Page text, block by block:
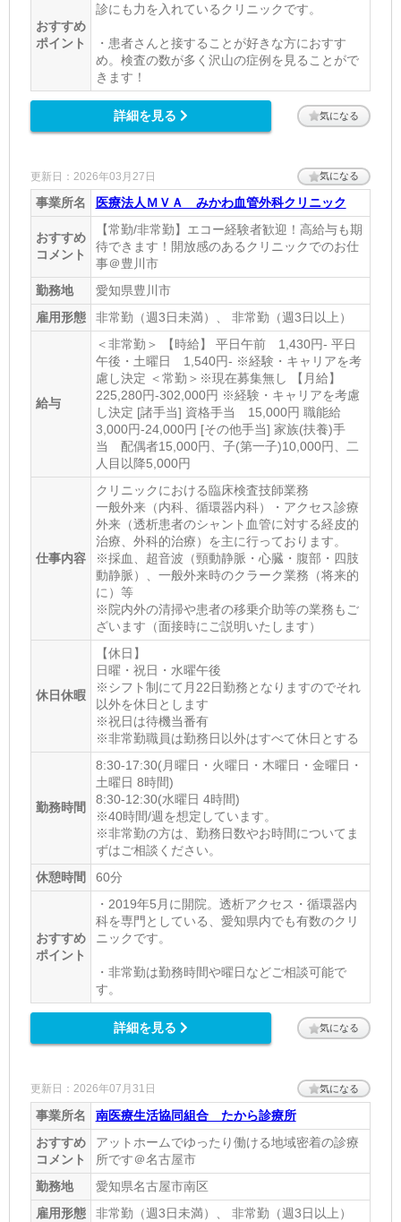
おすすめ
ポイント
診にも力を入れているクリニックです。
・患者さんと接することが好きな方におすす
め。検査の数が多く沢山の症例を見ることがで
きます！
詳細を見る 気になる
更新日：2026年03月27日 気になる
事業所名 医療法人ＭＶＡ みかわ血管外科クリニック
おすすめ
コメント
【常勤/非常勤】エコー経験者歓迎！高給与も期
待できます！開放感のあるクリニックでのお仕
事＠豊川市
勤務地
愛知県豊川市
雇用形態
非常勤（週3日未満）、 非常勤（週3日以上）
給与
＜非常勤＞ 【時給】 平日午前 1,430円- 平日
午後・土曜日 1,540円- ※経験・キャリアを考
慮し決定 ＜常勤＞※現在募集無し 【月給】
225,280円-302,000円 ※経験・キャリアを考慮
し決定 [諸手当] 資格手当 15,000円 職能給
3,000円-24,000円 [その他手当] 家族(扶養)手
当 配偶者15,000円、子(第一子)10,000円、二
人目以降5,000円
仕事内容
クリニックにおける臨床検査技師業務
一般外来（内科、循環器内科）・アクセス診療
外来（透析患者のシャント血管に対する経皮的
治療、外科的治療）を主に行っております。
※採血、超音波（頸動静脈・心臓・腹部・四肢
動静脈）、一般外来時のクラーク業務（将来的
に）等
※院内外の清掃や患者の移乗介助等の業務もご
ざいます（面接時にご説明いたします）
休日休暇
【休日】
日曜・祝日・水曜午後
※シフト制にて月22日勤務となりますのでそれ
以外を休日とします
※祝日は待機当番有
※非常勤職員は勤務日以外はすべて休日とする
勤務時間
8:30-17:30(月曜日・火曜日・木曜日・金曜日・
土曜日 8時間)
8:30-12:30(水曜日 4時間)
※40時間/週を想定しています。
※非常勤の方は、勤務日数やお時間についてま
ずはご相談ください。
休憩時間
60分
おすすめ
ポイント
・2019年5月に開院。透析アクセス・循環器内
科を専門としている、愛知県内でも有数のクリ
ニックです。
・非常勤は勤務時間や曜日などご相談可能で
す。
詳細を見る 気になる
更新日：2026年07月31日 気になる
事業所名
南医療生活協同組合 たから診療所
おすすめ
コメント
アットホームでゆったり働ける地域密着の診療
所です＠名古屋市
勤務地
愛知県名古屋市南区
雇用形態
非常勤（週3日未満）、 非常勤（週3日以上）